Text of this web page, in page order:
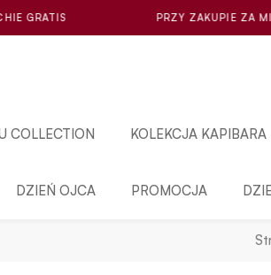
PRZY ZAKUPIE ZA MIN. 100ZŁ LOSOWA
COLLECTION KOLEKCJA KAPIBARA
DZIEŃ OJCA PROMOCJA